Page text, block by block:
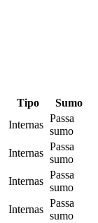
Tipo
Sumo
Internas
Passa
sumo
Internas
Passa
sumo
Internas
Passa
sumo
Internas
Passa
sumo